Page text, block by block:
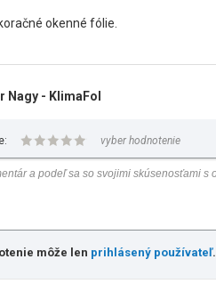
okenné fólie.
Nagy - KlimaFol
vyber hodnotenie
môže len prihlásený používateľ.